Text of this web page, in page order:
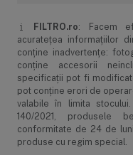
FILTRO.ro: Facem
acurateţea informaţiilor
conţine inadvertenţe:
conţine accesorii
specificaţii pot fi
pot conţine erori de
valabile în limita
140/2021, produsele
conformitate de 24 de
produse cu regim special.